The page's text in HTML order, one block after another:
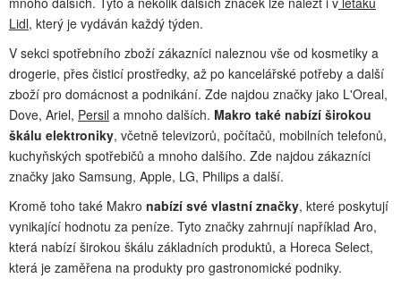
Lidl, který je vydáván každý týden.
V sekci spotřebního zboží zákazníci naleznou vše od kosmetiky a
drogerie, přes čisticí prostředky, až po kancelářské potřeby a další
zboží pro domácnost a podnikání. Zde najdou značky jako L'Oreal,
Dove, Ariel, Persil a mnoho dalších. Makro také nabízí širokou
škálu elektroniky, včetně televizorů, počítačů, mobilních telefonů,
kuchyňských spotřebičů a mnoho dalšího. Zde najdou zákazníci
značky jako Samsung, Apple, LG, Philips a další.
Kromě toho také Makro nabízí své vlastní značky, které poskytují
vynikající hodnotu za peníze. Tyto značky zahrnují například Aro,
která nabízí širokou škálu základních produktů, a Horeca Select,
která je zaměřena na produkty pro gastronomické podniky.